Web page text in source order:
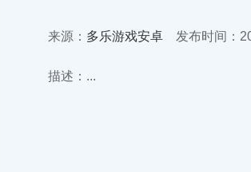
来源： 多乐游戏安卓 发布时间：
描述：...